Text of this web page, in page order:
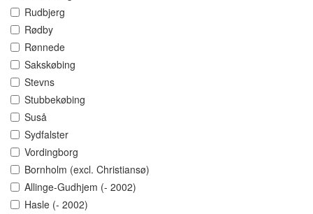
Rudbjerg
Rødby
Rønnede
Sakskøbing
Stevns
Stubbekøbing
Suså
Sydfalster
Vordingborg
Bornholm (excl. Christiansø)
Allinge-Gudhjem (- 2002)
Hasle (- 2002)